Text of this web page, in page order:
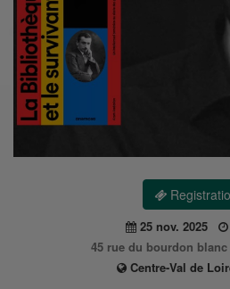
25 nov. 2025
45 rue du bourdon blanc
Centre-Val de